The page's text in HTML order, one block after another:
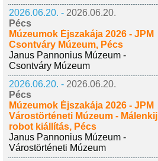
2026.06.20. - 2026.06.20.
Pécs
Múzeumok Éjszakája 2026 - JPM
Csontváry Múzeum, Pécs
Janus Pannonius Múzeum -
Csontváry Múzeum
2026.06.20. - 2026.06.20.
Pécs
Múzeumok Éjszakája 2026 - JPM
Várostörténeti Múzeum - Málenkij
robot kiállítás, Pécs
Janus Pannonius Múzeum -
Várostörténeti Múzeum